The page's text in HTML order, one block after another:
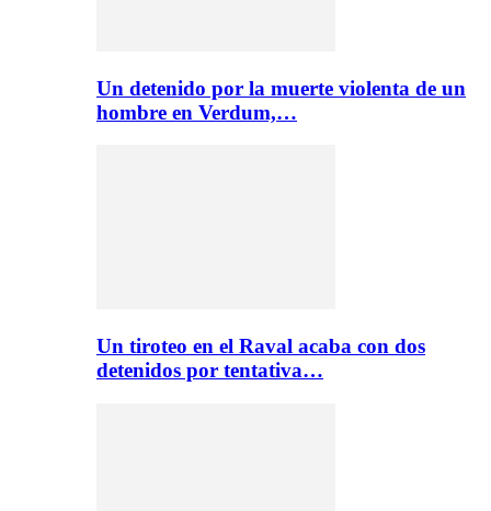
Un detenido por la muerte violenta de un
hombre en Verdum,…
Un tiroteo en el Raval acaba con dos
detenidos por tentativa…